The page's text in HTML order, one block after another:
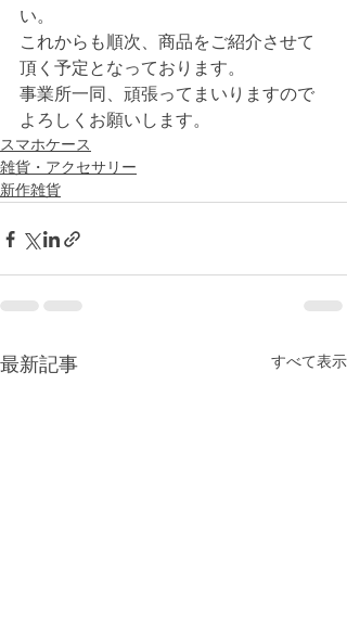
い。
これからも順次、商品をご紹介させて
頂く予定となっております。
事業所一同、頑張ってまいりますので
よろしくお願いします。
スマホケース
雑貨・アクセサリー
新作雑貨
最新記事 すべて表示